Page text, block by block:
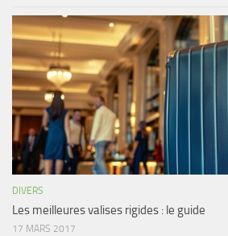
DIVERS
Les meilleures valises rigides : le guide
17 MARS 2017